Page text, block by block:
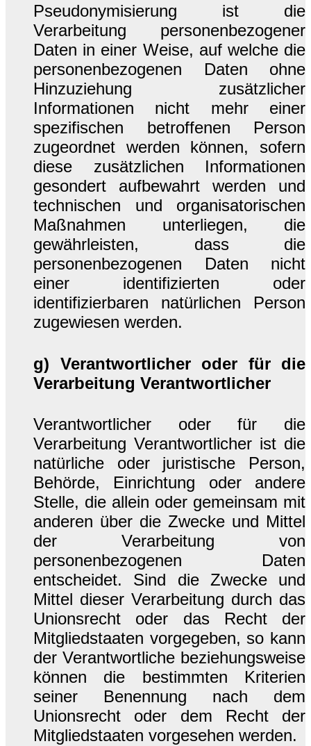
Pseudonymisierung ist die
Verarbeitung personenbezogener
Daten in einer Weise, auf welche die
personenbezogenen Daten ohne
Hinzuziehung zusätzlicher
Informationen nicht mehr einer
spezifischen betroffenen Person
zugeordnet werden können, sofern
diese zusätzlichen Informationen
gesondert aufbewahrt werden und
technischen und organisatorischen
Maßnahmen unterliegen, die
gewährleisten, dass die
personenbezogenen Daten nicht
einer identifizierten oder
identifizierbaren natürlichen Person
zugewiesen werden.
g) Verantwortlicher oder für die
Verarbeitung Verantwortlicher
Verantwortlicher oder für die
Verarbeitung Verantwortlicher ist die
natürliche oder juristische Person,
Behörde, Einrichtung oder andere
Stelle, die allein oder gemeinsam mit
anderen über die Zwecke und Mittel
der Verarbeitung von
personenbezogenen Daten
entscheidet. Sind die Zwecke und
Mittel dieser Verarbeitung durch das
Unionsrecht oder das Recht der
Mitgliedstaaten vorgegeben, so kann
der Verantwortliche beziehungsweise
können die bestimmten Kriterien
seiner Benennung nach dem
Unionsrecht oder dem Recht der
Mitgliedstaaten vorgesehen werden.